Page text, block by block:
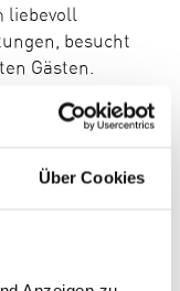
Über Cookies
liebevoll
besucht
Gästen.